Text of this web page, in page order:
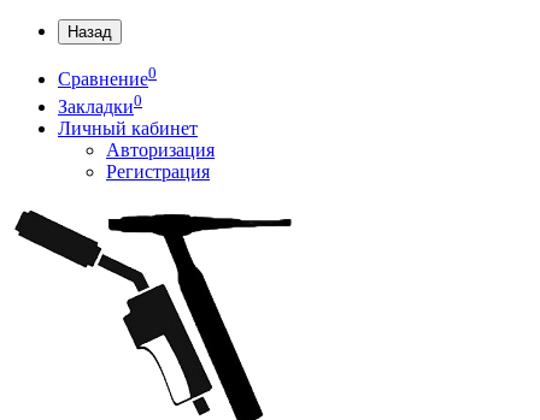
Назад
Сравнение0
Закладки0
Личный кабинет
Авторизация
Регистрация